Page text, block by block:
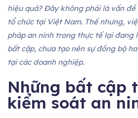
hiệu quả? Đây không phải là vấn
tổ chức tại Việt Nam. Thế nhưng,
pháp an ninh trong thực tế lại đang
bất cập, chưa tạo nên sự đồng bộ
tại các doanh nghiệp.
Những bất cập
kiểm soát an